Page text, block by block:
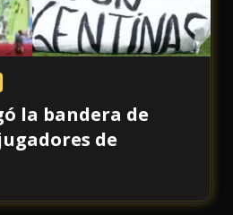
la bandera de
de